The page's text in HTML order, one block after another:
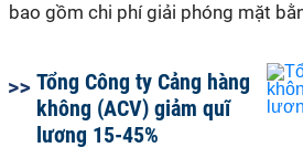
bao gồm chi phí giải phóng mặt
Tổng Công ty Cảng hàng
không (ACV) giảm quĩ
lương 15-45%